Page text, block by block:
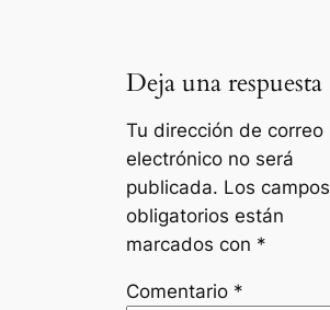
Deja una respuesta
Tu dirección de correo
electrónico no será
publicada. Los campos
obligatorios están
marcados con *
Comentario *